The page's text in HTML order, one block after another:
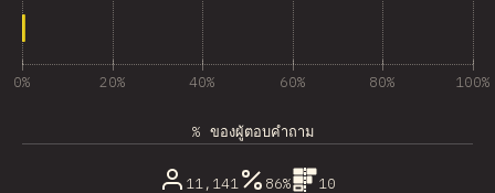
0% 20% 40% 60% 80% 100%
% ของผู้ตอบคำถาม
11,141 86%
10